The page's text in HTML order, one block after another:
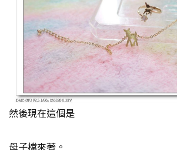
然後現在這個是
母子檔來著。